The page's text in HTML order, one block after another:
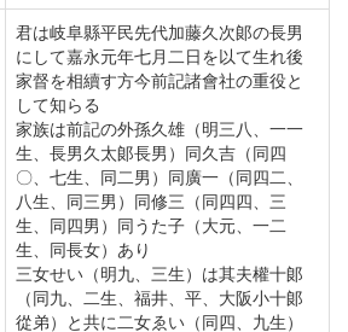
君は岐阜縣平民先代加藤久次郞の長男
にして嘉永元年七月二日を以て生れ後
家督を相續す方今前記諸會社の重役と
して知らる
家族は前記の外孫久雄（明三八、一一
生、長男久太郞長男）同久吉（同四
〇、七生、同二男）同廣一（同四二、
八生、同三男）同修三（同四四、三
生、同四男）同うた子（大元、一二
生、同長女）あり
三女せい（明九、三生）は其夫權十郞
（同九、二生、福井、平、大阪小十郞
從弟）と共に二女ゑい（同四、九生）